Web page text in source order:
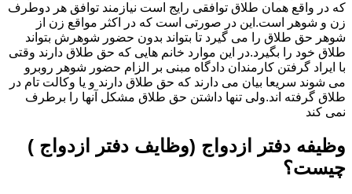
که در واقع همان طلاق توافقی رایج است نیازمند توافق هر دوطرف
زن و شوهر است.این در صورتی است که در اکثر مواقع زن از
شوهر حق طلاق را می گیرد تا بتواند بدون حضور شوهرش بتواند
طلاق خود را بگیرد.در این موارد خانم هایی که حق طلاق دارند وقتی
با ایراد گرفتن کارمندان دادگاه مبنی بر الزام حضور شوهر روبرو
می شوند سریعا بیان می دارند که حق طلاق دارند و یا وکالت تام در
طلاق گرفته اند.ولی تنها داشتن حق طلاق مشکل آنها را برطرف
نمی کند
وظیفه دفتر ازدواج (وظایف دفتر ازدواج )
چیست؟